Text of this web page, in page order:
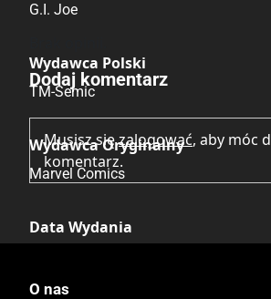
G.I. Joe
Wydawca Polski
TM-Semic
Wydawca Oryginalny
Marvel Comics
Data Wydania
Dodaj komentarz
Musisz sięzalogować, aby móc
komentarz.
O nas